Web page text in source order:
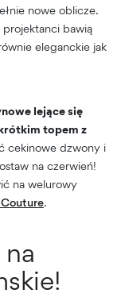
nowe oblicze.
bawią
eleganckie jak
lejące się
topem z
cekinowe dzwony i
na czerwień!
na welurowy
.